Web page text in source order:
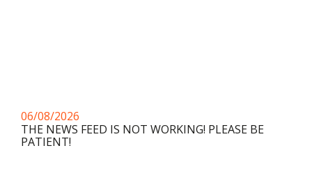
06/08/2026
THE NEWS FEED IS NOT WORKING! PLEASE BE
PATIENT!